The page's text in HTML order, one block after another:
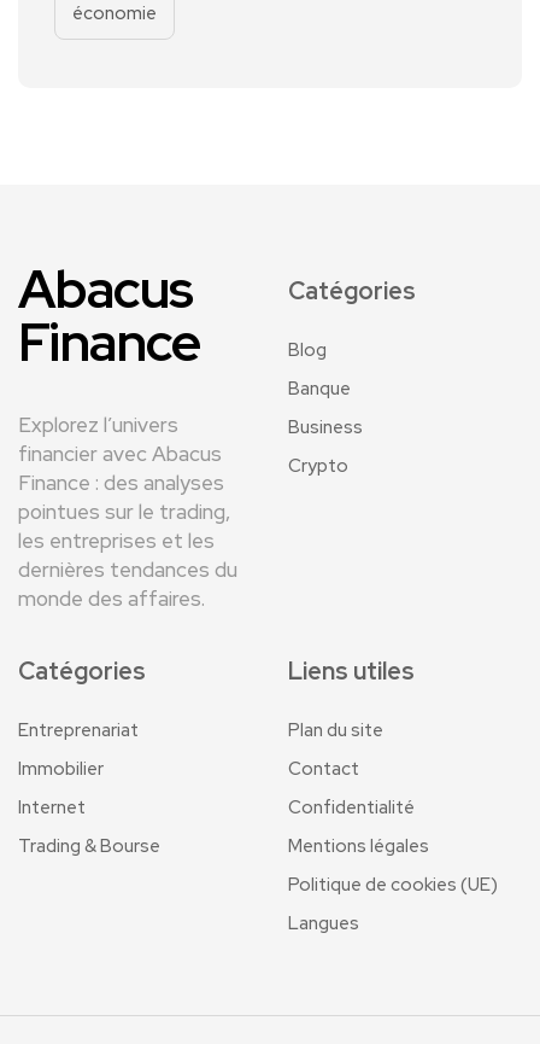
économie
Abacus
Finance
Explorez l’univers
financier avec Abacus
Finance : des analyses
pointues sur le trading,
les entreprises et les
dernières tendances du
monde des affaires.
Catégories
Blog
Banque
Business
Crypto
Catégories
Entreprenariat
Immobilier
Internet
Trading & Bourse
Liens utiles
Plan du site
Contact
Confidentialité
Mentions légales
Politique de cookies (UE)
Langues